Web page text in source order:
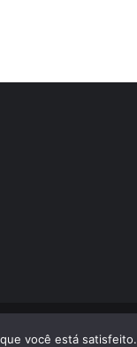
você está satisfeito.